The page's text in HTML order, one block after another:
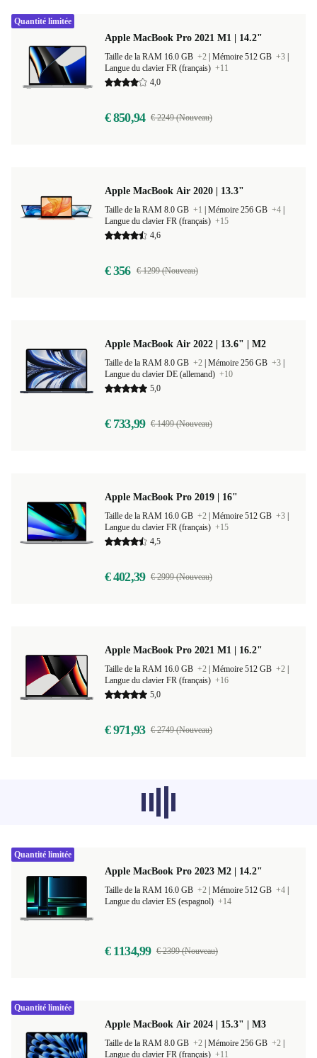
Apple MacBook Pro 2021 M1 | 14.2"
Taille de la RAM 16.0 GB +2 Mémoire 512 GB +3
Langue du clavier FR (français) +11
4,0
€ 850,94 € 2249 (Nouveau)
Quantité limitée
Apple MacBook Air 2020 | 13.3"
Taille de la RAM 8.0 GB +1 Mémoire 256 GB +4
Langue du clavier FR (français) +15
4,6
€ 356 € 1299 (Nouveau)
Apple MacBook Air 2022 | 13.6" | M2
Taille de la RAM 8.0 GB +2 Mémoire 256 GB +3
Langue du clavier DE (allemand) +10
5,0
€ 733,99 € 1499 (Nouveau)
Apple MacBook Pro 2019 | 16"
Taille de la RAM 16.0 GB +2 Mémoire 512 GB +3
Langue du clavier FR (français) +15
4,5
€ 402,39 € 2999 (Nouveau)
Apple MacBook Pro 2021 M1 | 16.2"
Taille de la RAM 16.0 GB +2 Mémoire 512 GB +2
Langue du clavier FR (français) +16
5,0
€ 971,93 € 2749 (Nouveau)
Les produits recommandés dans d'autres
catégories ne se chargent pas pour le
Apple MacBook Pro 2023 M2 | 14.2"
Quantité limitée
Apple MacBook Air 2024 | 15.3" | M3
Quantité limitée